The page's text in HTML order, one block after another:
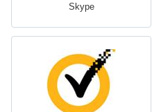
Skype